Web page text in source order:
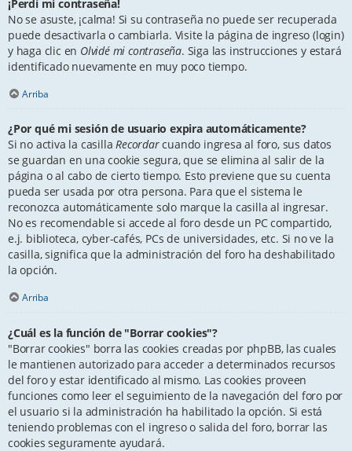
¡Perdí mi contraseña!
No se asuste, ¡calma! Si su contraseña no puede ser recuperada
puede desactivarla o cambiarla. Visite la página de ingreso (login)
y haga clic en Olvidé mi contraseña. Siga las instrucciones y estará
identificado nuevamente en muy poco tiempo.
Arriba
¿Por qué mi sesión de usuario expira automáticamente?
Si no activa la casillaRecordarcuando ingresa al foro, sus datos
se guardan en una cookie segura, que se elimina al salir de la
página o al cabo de cierto tiempo. Esto previene que su cuenta
pueda ser usada por otra persona. Para que el sistema le
reconozca automáticamente solo marque la casilla al ingresar.
No es recomendable si accede al foro desde un PC compartido,
e.j. biblioteca, cyber-cafés, PCs de universidades, etc. Si no ve la
casilla, significa que la administración del foro ha deshabilitado
la opción.
Arriba
¿Cuál es la función de "Borrar cookies"?
"Borrar cookies" borra las cookies creadas por phpBB, las cuales
le mantienen autorizado para acceder a determinados recursos
del foro y estar identificado al mismo. Las cookies proveen
funciones como leer el seguimiento de la navegación del foro por
el usuario si la administración ha habilitado la opción. Si está
teniendo problemas con el ingreso o salida del foro, borrar las
cookies seguramente ayudará.